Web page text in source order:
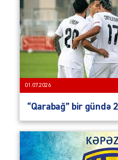
01.07.2026
“Qarabağ” bir gündə